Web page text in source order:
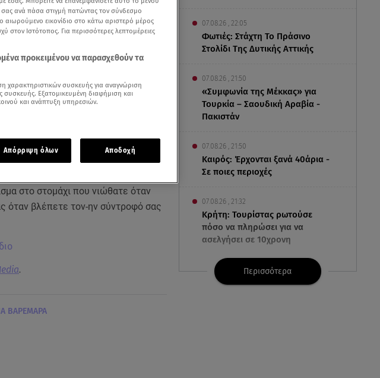
07.08.26 , 22:05
Φωτιές: Στάχτη Το Πράσινο
Στολίδι Της Δυτικής Αττικής
07.08.26 , 21:50
«Συμφωνία της Μέκκας» για
Τουρκία – Σαουδική Αραβία -
Πακιστάν
07.08.26 , 21:50
Καιρός: Έρχονται ξανά 40άρια -
Σε ποιες περιοχές
07.08.26 , 21:32
Κρήτη: Τουρίστας ρωτούσε
πόσο να πληρώσει για να
ασελγήσει σε 10χρονη
07.08.26 , 21:17
Κλήρωση Eurojackpot
Περισσότερα
στο στομάχι που νιώθατε όταν
όταν βλέπετε τον-ην σύντροφό σας
.
ΒΑΡΕΜΑΡΑ
σας ανά πάσα στιγμή πατώντας τον σύνδεσμο
αιωρούμενο εικονίδιο στο κάτω αριστερό μέρος
στον Ιστότοπος. Για περισσότερες λεπτομέρειες
προκειμένου να παρασχεθούν τα
συσκευής για αναγνώριση
Εξατομικευμένη διαφήμιση και
και ανάπτυξη υπηρεσιών.
Απόρριψη όλων Αποδοχή